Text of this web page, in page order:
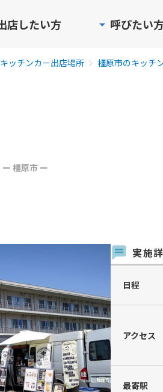
店したい方 呼びたい
ッチンカー出店場所 橿原市のキッチ
ー 橿原市 ー
実施
日程
アクセス
最寄駅